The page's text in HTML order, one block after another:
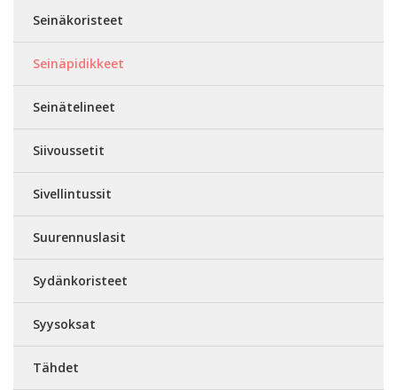
Seinäkoristeet
Seinäpidikkeet
Seinätelineet
Siivoussetit
Sivellintussit
Suurennuslasit
Sydänkoristeet
Syysoksat
Tähdet